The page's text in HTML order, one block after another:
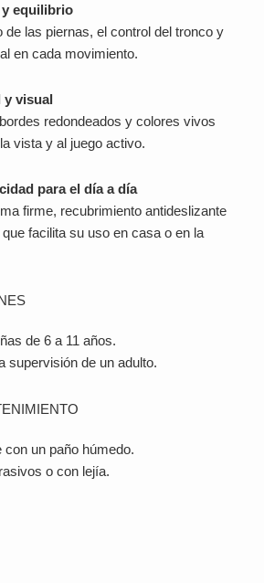
equilibrio
de las piernas, el control del tronco y
en cada movimiento.
y visual
redondeados y colores vivos
vista y al juego activo.
para el día a día
firme, recubrimiento antideslizante
facilita su uso en casa o en la
de 6 a 11 años.
supervisión de un adulto.
con un paño húmedo.
o con lejía.